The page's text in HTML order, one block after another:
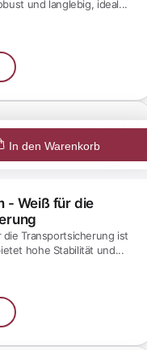
und langlebig, ideal...
- Weiß für die
die Transportsicherung ist
hohe Stabilität und...
In den Warenkorb